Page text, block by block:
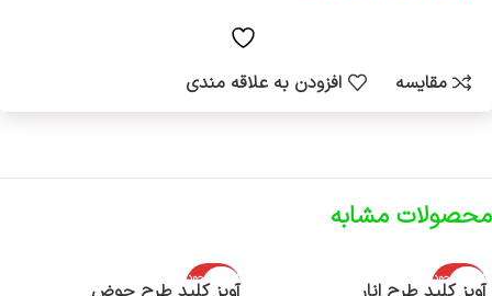
مقایسه افزودن به علاقه مندی
محصولات مشابه
اتمام موجود
اتمام موجود